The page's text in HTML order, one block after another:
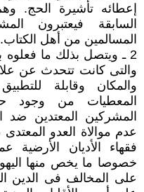
إعطائه تأشيرة الحج.
السابقة فيعتبرون
المسالمين من أهل الكتاب.
2 ـ ويتصل بذلك ما فعلوه
والتى كانت تتحدث عن
والمكان وقابلة
المعطيات من وجود
المشركين المعتدين
عدم موالاة العدو
فقهاء الأديان الأرضية
خصوصا ما يخص منها
على المخالف فى الدين